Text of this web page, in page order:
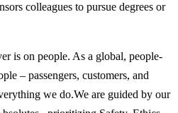
colleagues to pursue degrees or
is on people. As a global, people-
– passengers, customers, and
we do.We are guided by our